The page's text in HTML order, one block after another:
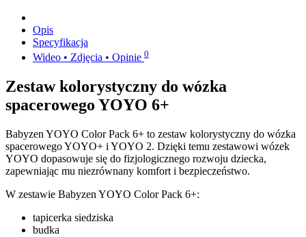
Opis
Specyfikacja
Wideo • Zdjęcia • Opinie 0
Zestaw kolorystyczny do wózka
spacerowego YOYO 6+
Babyzen YOYO Color Pack 6+ to zestaw kolorystyczny do wózka
spacerowego YOYO+ i YOYO 2. Dzięki temu zestawowi wózek
YOYO dopasowuje się do fizjologicznego rozwoju dziecka,
zapewniając mu niezrównany komfort i bezpieczeństwo.
W zestawie Babyzen YOYO Color Pack 6+:
tapicerka siedziska
budka